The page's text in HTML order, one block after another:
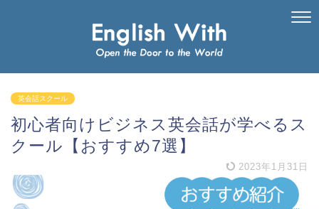
英会話スクール
初心者向けビジネス英会話が学べるス
クール【おすすめ7選】
2023年1月31日